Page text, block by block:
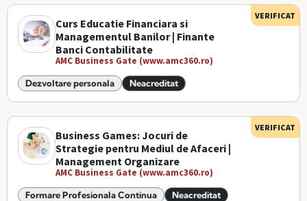
Curs Educatie Financiara si
Managementul Banilor | Finante
Banci Contabilitate
AMC Business Gate (www.amc360.ro)
Dezvoltare personala Neacreditat
VERIFICAT
Business Games: Jocuri de
Strategie pentru Mediul de Afaceri |
Management Organizare
AMC Business Gate (www.amc360.ro)
Formare Profesionala Continua Neacreditat
VERIFICAT